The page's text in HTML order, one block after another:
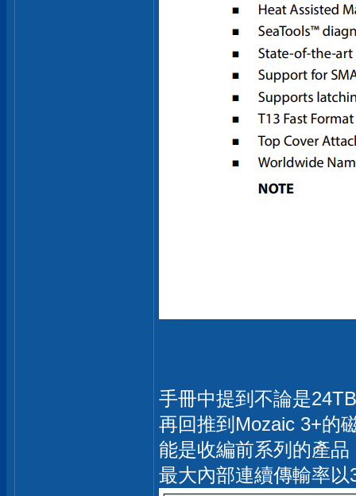
手冊中提到不論是
再回推到Mozaic 3+的
能是收編前系列的產
最大內部連續傳輸率